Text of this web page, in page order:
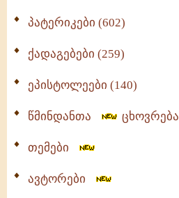
პატერიკები (602)
ქადაგებები (259)
ეპისტოლეები (140)
წმინდანთა ცხოვრება
თემები
ავტორები